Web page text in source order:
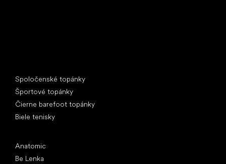
Spoločenské topánky
Športové topánky
Čierne barefoot topánky
Biele tenisky
Anatomic
Be Lenka